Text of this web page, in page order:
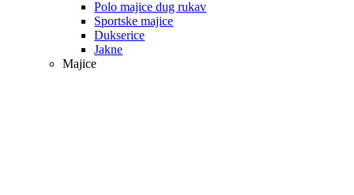
Polo majice dug rukav
Sportske majice
Dukserice
Jakne
Majice